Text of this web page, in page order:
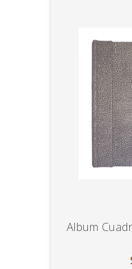
Album